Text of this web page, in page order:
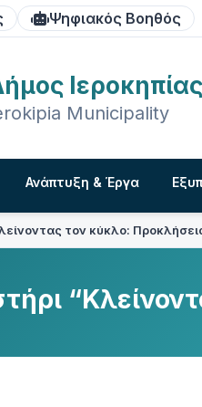
Ψηφιακός Βοηθός
Municipality
Ανάπτυξη & Έργα
τον κύκλο: